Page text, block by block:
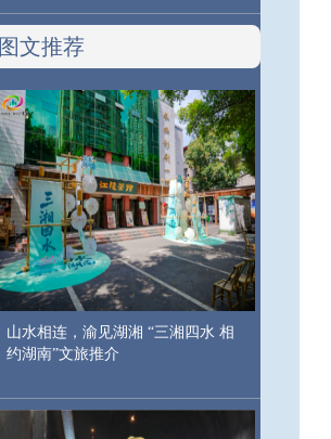
图文推荐
山水相连，渝见湖湘 “三湘四水 相
约湖南”文旅推介